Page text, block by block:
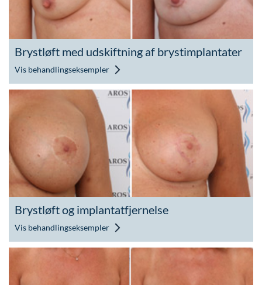
Brystløft med udskiftning af brystimplantater
Vis behandlingseksempler
Brystløft og implantatfjernelse
Vis behandlingseksempler